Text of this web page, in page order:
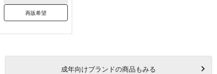
再販希望
成年向けブランドの商品もみる